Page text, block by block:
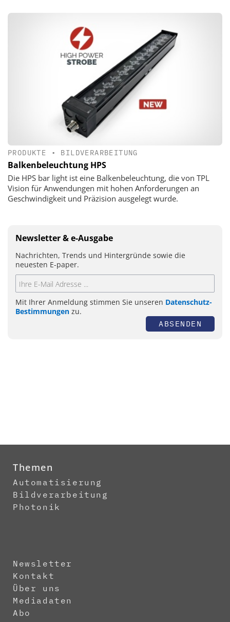
PRODUKTE • BILDVERARBEITUNG
Balkenbeleuchtung HPS
Die HPS bar light ist eine Balkenbeleuchtung, die von TPL
Vision für Anwendungen mit hohen Anforderungen an
Geschwindigkeit und Präzision ausgelegt wurde.
Newsletter & e-Ausgabe
Nachrichten, Trends und Hintergründe sowie die
neuesten E-paper.
Mit Ihrer Anmeldung stimmen Sie unseren Datenschutz-
Bestimmungen zu.
ABSENDEN
Themen
Automatisierung
Bildverarbeitung
Photonik
Newsletter
Kontakt
Über uns
Mediadaten
Abo